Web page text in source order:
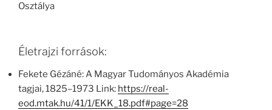
Osztálya
Életrajzi források:
Fekete Gézáné: A Magyar Tudományos Akadémia
tagjai, 1825–1973 Link: https://real-
eod.mtak.hu/41/1/EKK_18.pdf#page=28